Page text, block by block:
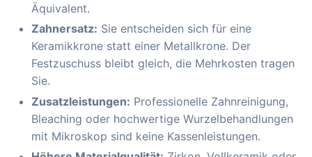
Äquivalent.
Zahnersatz: Sie entscheiden sich für eine
Keramikkrone statt einer Metallkrone. Der
Festzuschuss bleibt gleich, die Mehrkosten tragen
Sie.
Zusatzleistungen: Professionelle Zahnreinigung,
Bleaching oder hochwertige Wurzelbehandlungen
mit Mikroskop sind keine Kassenleistungen.